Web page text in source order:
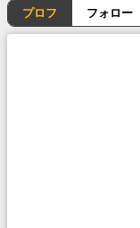
プロフ フォロー